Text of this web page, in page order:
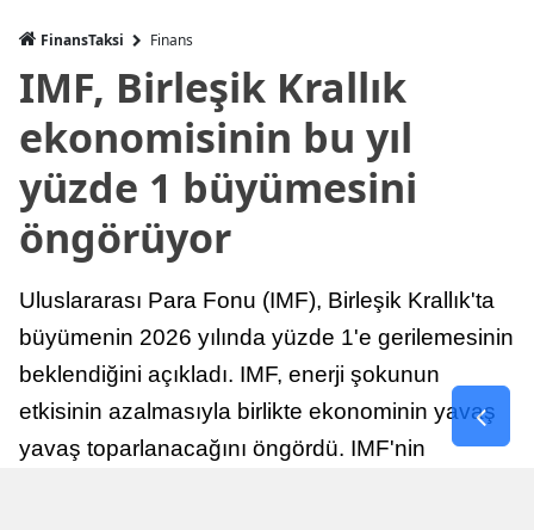
FinansTaksi Finans
IMF, Birleşik Krallık
ekonomisinin bu yıl
yüzde 1 büyümesini
öngörüyor
Uluslararası Para Fonu (IMF), Birleşik Krallık'ta
büyümenin 2026 yılında yüzde 1'e gerilemesinin
beklendiğini açıkladı. IMF, enerji şokunun
etkisinin azalmasıyla birlikte ekonominin yavaş
yavaş toparlanacağını öngördü. IMF'nin